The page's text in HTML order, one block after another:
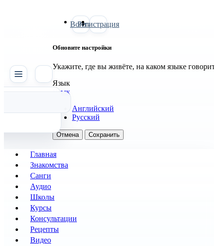
Войти
Регистрация
Обновите настройки
Укажите, где вы живёте, на каком языке
Язык
Язык
Английский
Русский
Отмена Сохранить
Главная
Знакомства
Санги
Аудио
Школы
Курсы
Консультации
Рецепты
Видео